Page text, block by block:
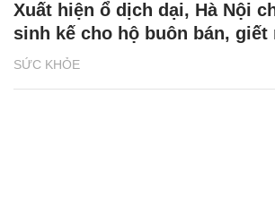
SỨC KHỎE
Xuất hiện ổ dịch dại, Hà Nội
sinh kế cho hộ buôn bán, giết